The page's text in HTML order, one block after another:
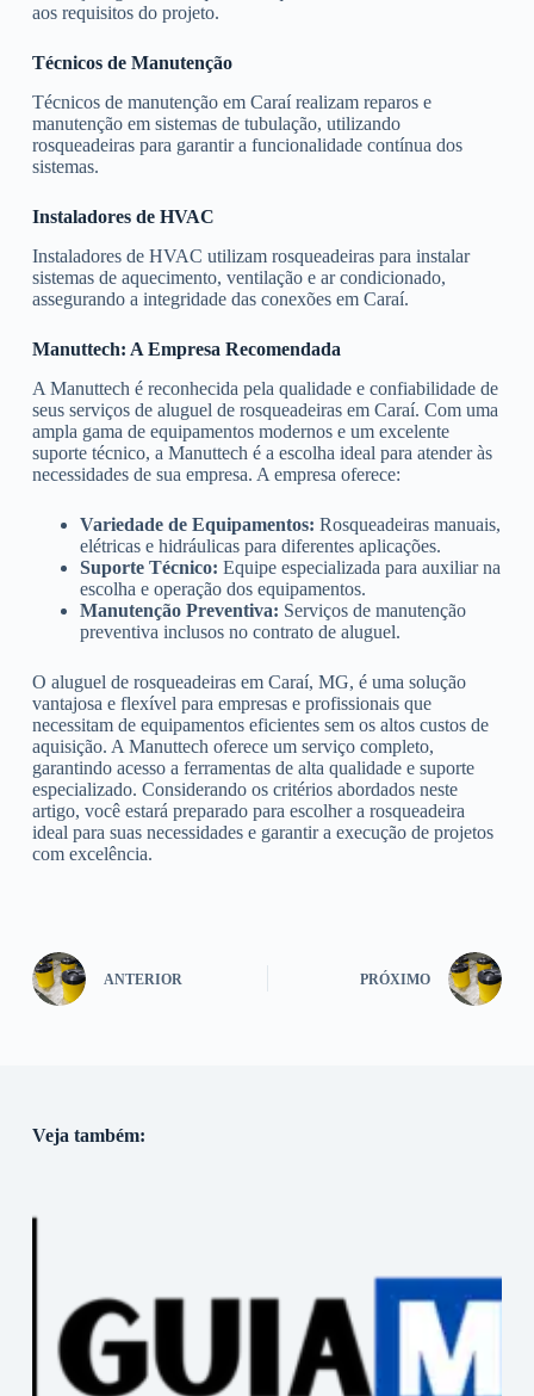
aos requisitos do projeto.
Técnicos de Manutenção
Técnicos de manutenção em Caraí realizam reparos e
manutenção em sistemas de tubulação, utilizando
rosqueadeiras para garantir a funcionalidade contínua dos
sistemas.
Instaladores de HVAC
Instaladores de HVAC utilizam rosqueadeiras para instalar
sistemas de aquecimento, ventilação e ar condicionado,
assegurando a integridade das conexões em Caraí.
Manuttech: A Empresa Recomendada
A Manuttech é reconhecida pela qualidade e confiabilidade de
seus serviços de aluguel de rosqueadeiras em Caraí. Com uma
ampla gama de equipamentos modernos e um excelente
suporte técnico, a Manuttech é a escolha ideal para atender às
necessidades de sua empresa. A empresa oferece:
Variedade de Equipamentos: Rosqueadeiras manuais,
elétricas e hidráulicas para diferentes aplicações.
Suporte Técnico: Equipe especializada para auxiliar na
escolha e operação dos equipamentos.
Manutenção Preventiva: Serviços de manutenção
preventiva inclusos no contrato de aluguel.
O aluguel de rosqueadeiras em Caraí, MG, é uma solução
vantajosa e flexível para empresas e profissionais que
necessitam de equipamentos eficientes sem os altos custos de
aquisição. A Manuttech oferece um serviço completo,
garantindo acesso a ferramentas de alta qualidade e suporte
especializado. Considerando os critérios abordados neste
artigo, você estará preparado para escolher a rosqueadeira
ideal para suas necessidades e garantir a execução de projetos
com excelência.
ANTERIOR PRÓXIMO
Veja também: